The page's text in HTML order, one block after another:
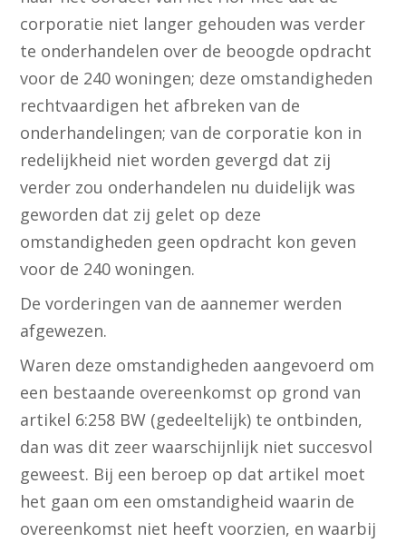
corporatie niet langer gehouden was verder
te onderhandelen over de beoogde opdracht
voor de 240 woningen; deze omstandigheden
rechtvaardigen het afbreken van de
onderhandelingen; van de corporatie kon in
redelijkheid niet worden gevergd dat zij
verder zou onderhandelen nu duidelijk was
geworden dat zij gelet op deze
omstandigheden geen opdracht kon geven
voor de 240 woningen.
De vorderingen van de aannemer werden
afgewezen.
Waren deze omstandigheden aangevoerd om
een bestaande overeenkomst op grond van
artikel 6:258 BW (gedeeltelijk) te ontbinden,
dan was dit zeer waarschijnlijk niet succesvol
geweest. Bij een beroep op dat artikel moet
het gaan om een omstandigheid waarin de
overeenkomst niet heeft voorzien, en waarbij